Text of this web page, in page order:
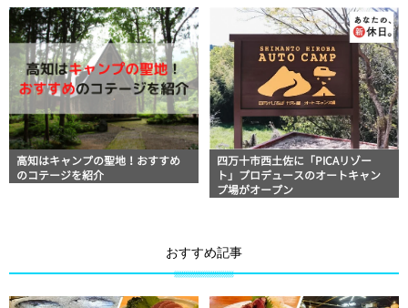
高知はキャンプの聖地！おすすめ
のコテージを紹介
四万十市西土佐に「PICAリゾー
ト」プロデュースのオートキャン
プ場がオープン
おすすめ記事